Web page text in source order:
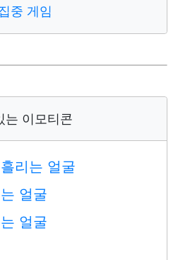
중 게임
는 이모티콘
리는 얼굴
얼굴
얼굴